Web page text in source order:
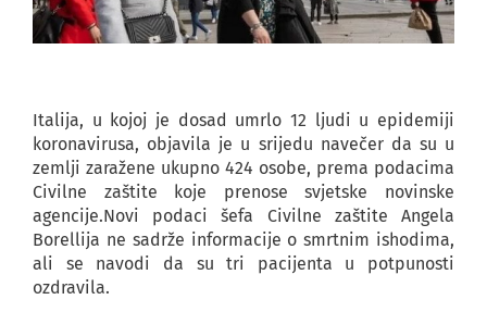
Italija, u kojoj je dosad umrlo 12 ljudi u epidemiji
koronavirusa, objavila je u srijedu navečer da su u
zemlji zaražene ukupno 424 osobe, prema podacima
Civilne zaštite koje prenose svjetske novinske
agencije.Novi podaci šefa Civilne zaštite Angela
Borellija ne sadrže informacije o smrtnim ishodima,
ali se navodi da su tri pacijenta u potpunosti
ozdravila.